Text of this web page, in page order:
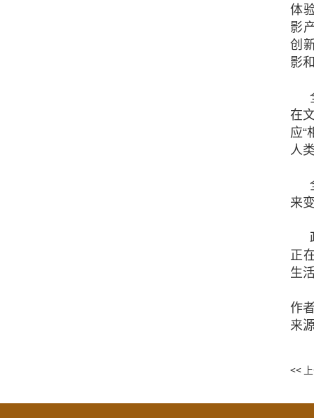
体
影
创
影
在
应“
人
来
正
生
作
来
<<